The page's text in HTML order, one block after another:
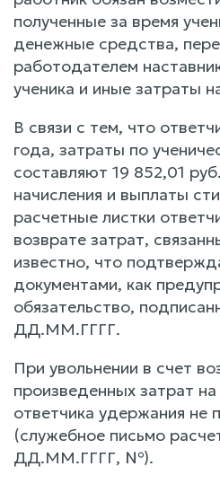
полученные за время
денежные средства,
работодателем
ученика и иные затраты
В связи с тем, что
года, затраты по
составляют 19 852,01
начисления и выплаты
расчетные листки
возврате затрат,
известно, что
документами, как
обязательство,
ДД.ММ.ГГГГ.
При увольнении в счет
произведенных затрат
ответчика удержания не
(служебное письмо
ДД.ММ.ГГГГ, №).